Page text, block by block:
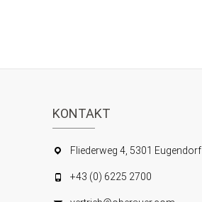
KONTAKT
Fliederweg 4, 5301 Eugendorf
+43 (0) 6225 2700